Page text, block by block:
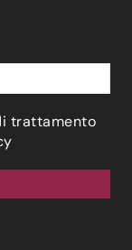
trattamento